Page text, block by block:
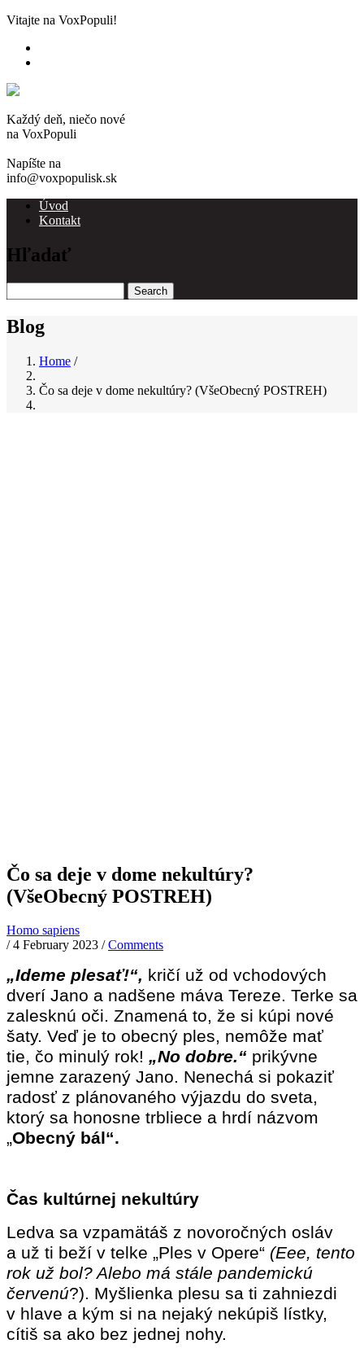
Skip
main
content
Vitajte na VoxPopuli!
Každý deň, niečo nové
na VoxPopuli
Napíšte na
info@voxpopulisk.sk
Main
navigation
Úvod
Kontakt
Hľadať
Blog
Breadcrumb
Home /
Čo sa deje v dome nekultúry? (VšeObecný POSTREH)
Čo sa deje v dome nekultúry?
(VšeObecný POSTREH)
Homo sapiens
/4 February 2023 /Comments
„Ideme plesať!“, kričí už od vchodových
dverí Jano a nadšene máva Tereze. Terke sa
zalesknú oči. Znamená to, že si kúpi nové
šaty. Veď je to obecný ples, nemôže mať
tie, čo minulý rok! „No dobre.“ prikývne
jemne zarazený Jano. Nenechá si pokaziť
radosť z plánovaného výjazdu do sveta,
ktorý sa honosne trbliece a hrdí názvom
„Obecný bál“.
Čas kultúrnej nekultúry
Ledva sa vzpamätáš z novoročných osláv
a už ti beží v telke „Ples v Opere“ (Eee, tento
rok už bol? Alebo má stále pandemickú
červenú?). Myšlienka plesu sa ti zahniezdi
v hlave a kým si na nejaký nekúpiš lístky,
cítiš sa ako bez jednej nohy.